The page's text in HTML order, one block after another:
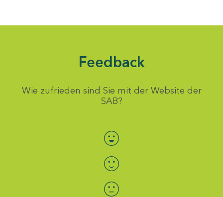
Feedback
Wie zufrieden sind Sie mit der Website der
SAB?
Bewertung auswählen